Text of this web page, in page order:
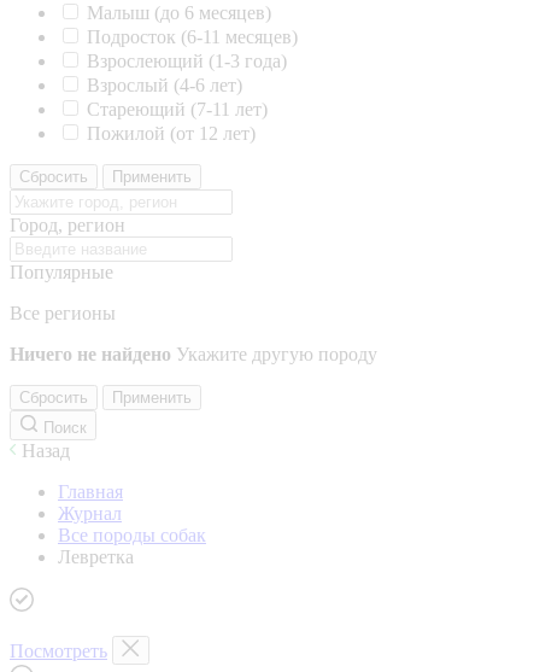
Малыш (до 6 месяцев)
Подросток (6-11 месяцев)
Взрослеющий (1-3 года)
Взрослый (4-6 лет)
Стареющий (7-11 лет)
Пожилой (от 12 лет)
Сбросить Применить
Город, регион
Популярные
Все регионы
Ничего не найдено Укажите другую породу
Сбросить
Применить
Поиск
Назад
Главная
Журнал
Все породы собак
Левретка
Посмотреть